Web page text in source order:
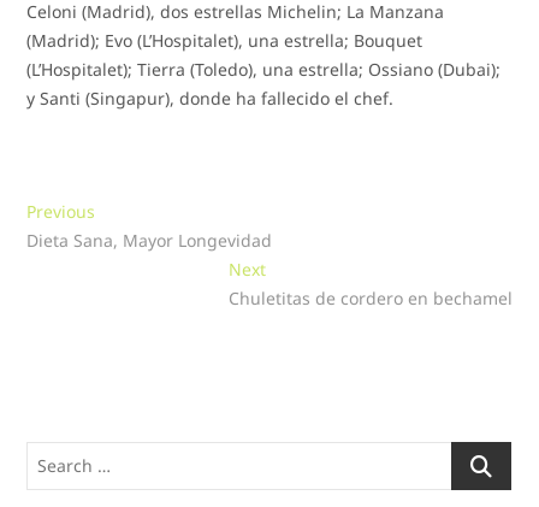
Celoni (Madrid), dos estrellas Michelin; La Manzana
(Madrid); Evo (L’Hospitalet), una estrella; Bouquet
(L’Hospitalet); Tierra (Toledo), una estrella; Ossiano (Dubai);
y Santi (Singapur), donde ha fallecido el chef.
Navegación
de
Previous
post:
Dieta Sana, Mayor Longevidad
NextNext
post:
Chuletitas de cordero en bechamel
Search